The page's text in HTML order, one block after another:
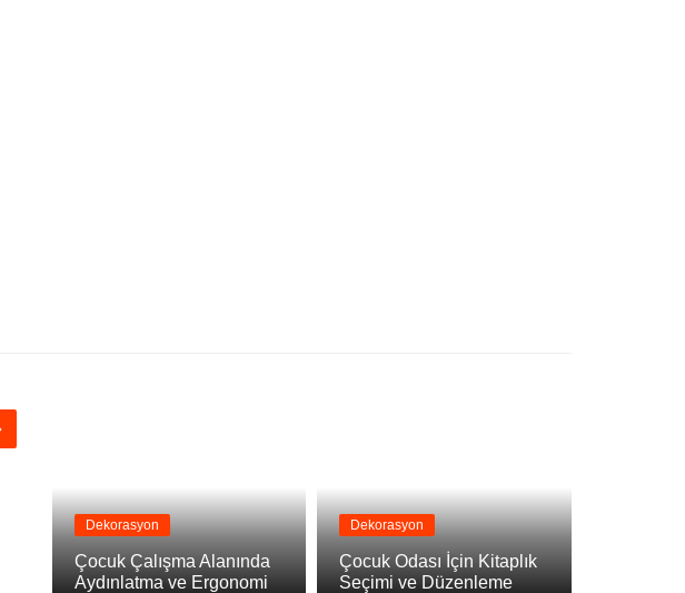
Dekorasyon
Çocuk Çalışma Alanında
Aydınlatma ve Ergonomi
Dekorasyon
Çocuk Odası İçin Kitaplık
Seçimi ve Düzenleme